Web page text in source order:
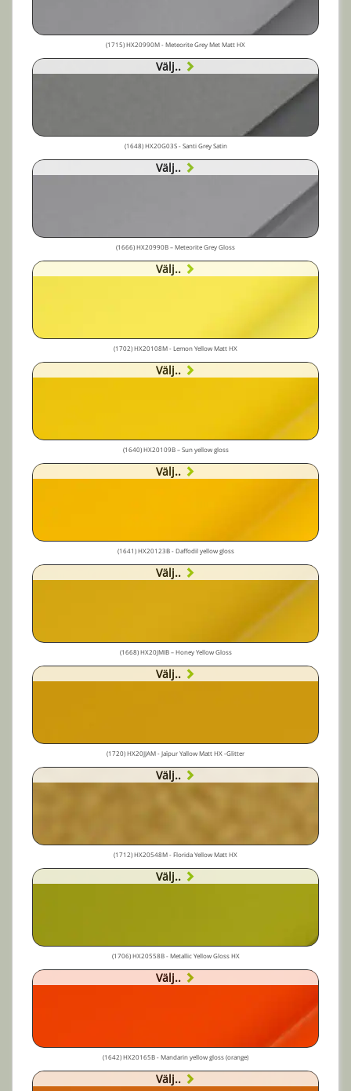
(1715) HX20990M - Meteorite Grey Met Matt HX
Välj..
(1648) HX20G03S - Santi Grey Satin
Välj..
(1666) HX20990B – Meteorite Grey Gloss
Välj..
(1702) HX20108M - Lemon Yellow Matt HX
Välj..
(1640) HX20109B – Sun yellow gloss
Välj..
(1641) HX20123B - Daffodil yellow gloss
Välj..
(1668) HX20JMIB – Honey Yellow Gloss
Välj..
(1720) HX20JJAM - Jaïpur Yallow Matt HX -Glitter
Välj..
(1712) HX20548M - Florida Yellow Matt HX
Välj..
(1706) HX20558B - Metallic Yellow Gloss HX
Välj..
(1642) HX20165B - Mandarin yellow gloss (orange)
Välj..